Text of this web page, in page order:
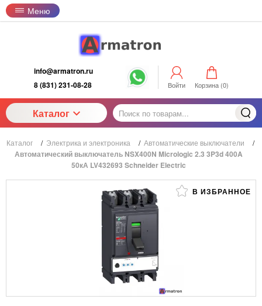
Меню
info@armatron.ru
8 (831) 231-08-28
Войти Корзина (0)
Каталог
Каталог / Электрика и электроника / Автоматические выключатели /
Автоматический выключатель NSX400N Micrologic 2.3 3P3d 400A
50кА LV432693 Schneider Electric
В ИЗБРАННОЕ